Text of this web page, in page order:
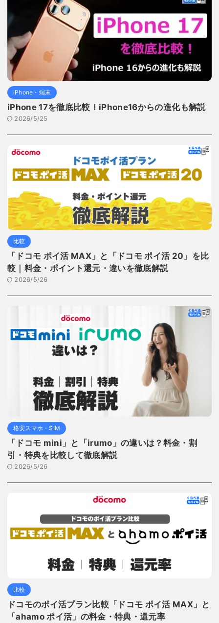
iPhone・端末
iPhone 17を徹底比較！iPhone16からの進化も解説
2026/5/25
比較
「ドコモ ポイ活 MAX」と「ドコモ ポイ活 20」を比
較｜料金・ポイント還元・違いを徹底解説
2026/5/26
格安スマホ・SIM
「ドコモ mini」と「irumo」の違いは？料金・割
引・特典を比較して徹底解説
2026/5/26
比較
ドコモのポイ活プラン比較「ドコモ ポイ活 MAX」と
「ahamo ポイ活」の料金・特典・還元率